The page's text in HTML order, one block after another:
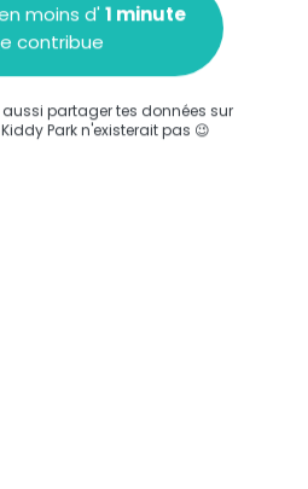
moins d'1 minute
contribue
aussi partager tes données sur
Park n'existerait pas 😉